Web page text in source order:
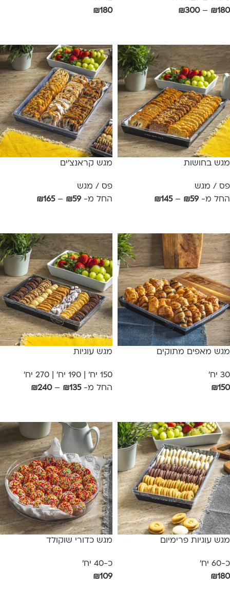
₪180
–
₪300
₪180
מגש בחושות
פס / מגש
החל מ-
₪59
–
₪145
מגש קראנצ'ים
פס / מגש
החל מ-
₪59
–
₪165
מגש מאפים מתוקים
30 יח'
₪150
מגש עוגיות
150 יח' | 190 יח' | 270 יח'
החל מ-
₪135
–
₪240
מגש עוגיות פרימיום
כ-60 יח'
₪180
מגש כדורי שוקולד
כ-40 יח'
₪109